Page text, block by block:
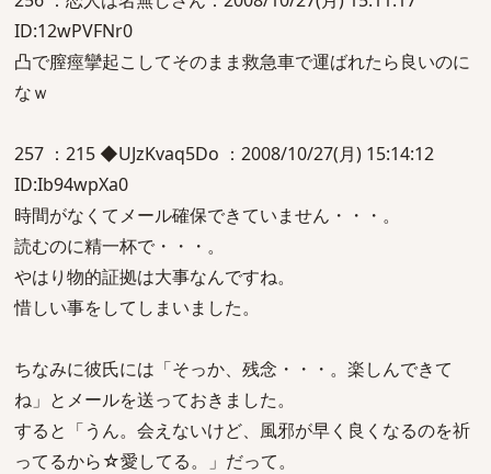
ID:12wPVFNr0
凸で膣痙攣起こしてそのまま救急車で運ばれたら良いのに
なｗ
257 ：215 ◆UJzKvaq5Do ：2008/10/27(月) 15:14:12
ID:Ib94wpXa0
時間がなくてメール確保できていません・・・。
読むのに精一杯で・・・。
やはり物的証拠は大事なんですね。
惜しい事をしてしまいました。
ちなみに彼氏には「そっか、残念・・・。楽しんできて
ね」とメールを送っておきました。
すると「うん。会えないけど、風邪が早く良くなるのを祈
ってるから☆愛してる。」だって。